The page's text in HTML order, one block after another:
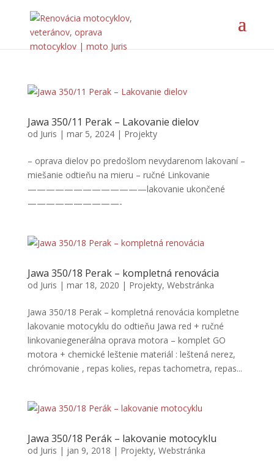
Jawa 350/11 Perak – Lakovanie dielov
od Juris | mar 5, 2024| Projekty
– oprava dielov po predošlom nevydarenom lakovaní –
miešanie odtieňu na mieru – ručné Linkovanie
—————————————lakovanie ukončené
——————————-
Jawa 350/18 Perak – kompletná renovácia
od Juris | mar 18, 2020 | Projekty, Webstránka
Jawa 350/18 Perak – kompletná renovácia kompletne
lakovanie motocyklu do odtieňu Jawa red + ručné
linkovaniegenerálna oprava motora – komplet GO
motora + chemické leštenie materiál : leštená nerez,
chrómovanie , repas kolies, repas tachometra, repas...
Jawa 350/18 Perák – lakovanie motocyklu
od Juris | jan 9, 2018 | Projekty, Webstránka